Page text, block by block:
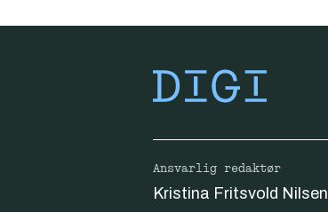
Ansvarlig redaktør
Kristina Fritsvold Nilsen